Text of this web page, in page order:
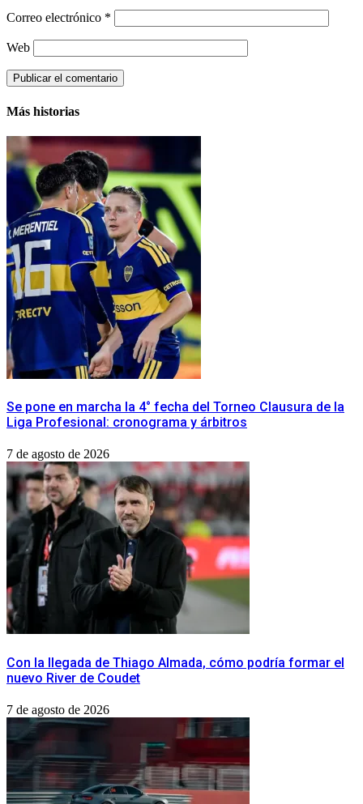
Correo electrónico *
Web
Más historias
Se pone en marcha la 4° fecha del Torneo Clausura de la
Liga Profesional: cronograma y árbitros
7 de agosto de 2026
Con la llegada de Thiago Almada, cómo podría formar el
nuevo River de Coudet
7 de agosto de 2026